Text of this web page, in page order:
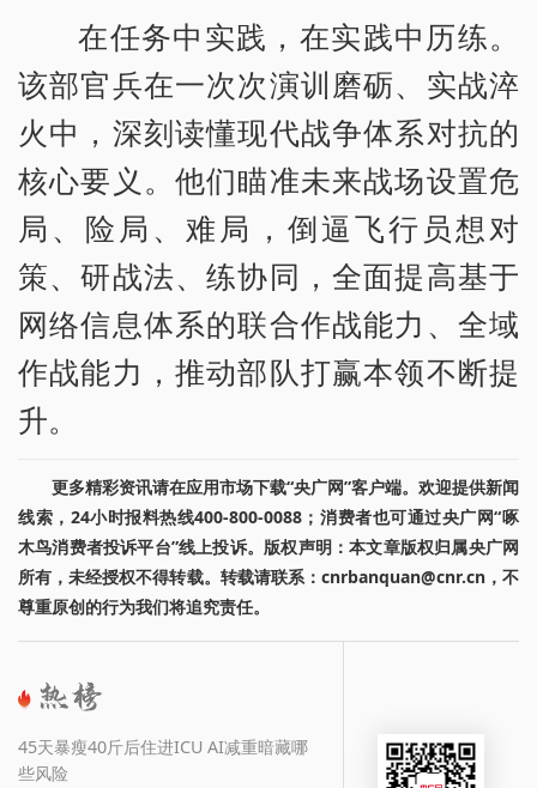
在任务中实践，在实践中历练。
该部官兵在一次次演训磨砺、实战淬
火中，深刻读懂现代战争体系对抗的
核心要义。他们瞄准未来战场设置危
局、险局、难局，倒逼飞行员想对
策、研战法、练协同，全面提高基于
网络信息体系的联合作战能力、全域
作战能力，推动部队打赢本领不断提
升。
更多精彩资讯请在应用市场下载“央广网”客户端。欢迎提供新闻
线索，24小时报料热线400-800-0088；消费者也可通过央广网“啄
木鸟消费者投诉平台”线上投诉。版权声明：本文章版权归属央广网
所有，未经授权不得转载。转载请联系：cnrbanquan@cnr.cn，不
尊重原创的行为我们将追究责任。
45天暴瘦40斤后住进ICU AI减重暗藏哪
些风险